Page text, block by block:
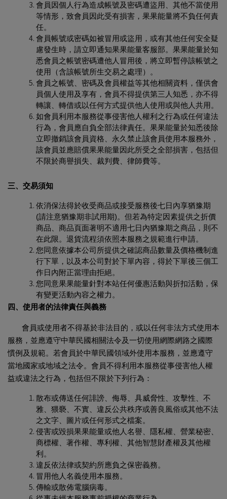
會員因個人行為造成帳號及密碼遭盜用、其他不當使用
等情形，致會員因此受有損害，果果能量將不負任何責
任。
會員帳號或密碼如被冒用或盜用，或有其他任何安全疑
慮發生時，請立即通知果果能量客服部。果果能量於知
悉會員之帳號密碼遭他人冒用後，將立即暫停該帳號之
使用（含該帳號所生交易之處理）。
會員之帳號、密碼及會員權益等其他相關資料，僅供會
員個人使用及享有，會員不得提供第三人知悉，亦不得
轉讓、轉借或以任何方式提供他人使用或與他人共用。
如會員利用本服務從事侵害他人權利之行為或任何違法
行為，會員應自負全部法律責任。果果能量於知悉後除
立即撤銷該會員資格、永久禁止該會員使用本服務外，
該會員並應賠償果果能量因此所受之全部損害，包括但
不限於商譽損失、裁判費、律師費等。
三、交易須知
依消保法得於收受商品或接受服務後七日內享猶豫期
(請注意猶豫期非試用期)。但若為特定因素提供之折價
商品、商品頁面著明不適用七日內猶豫期之商品，則不
在此限。退貨流程須依照本服務之規範進行申請。
您同意依據本公司所提供之確認商品數量及價格機制進
行下單，以及本公司對於下單內容，得於下單後三個工
作日內附正當理由拒絕。
您同意果果能量針對本站任何優惠活動與折扣活動，保
有變更活動內容之權力。
四、使用者的法律責任與義務
會員或使用者不得基於非法目的，或以任何非法方式使用本
服務，並應遵守中華民國相關法令及一切使用網際網路之國際
慣例及規範。若會員於中華民國領域外使用本服務，並應遵守
當地國家或地域之法令。會員不得利用本服務從事侵害他人權
益或違法之行為，包括但不限於下列行為：
散布或傳送任何誹謗、侮辱、具威脅性、攻擊性、不
雅、猥褻、不實、違反公共秩序或善良風俗或其他不法
之文字、圖片或任何形式之檔案。
侵害或毀損果果能量或他人名譽、隱私權、營業秘密、
商標權、著作權、專利權、其他智慧財產權及其他權
利。
違反依法律或契約所應負之保密義務。
冒用他人名義使用本服務。
傳輸或散佈電腦病毒。